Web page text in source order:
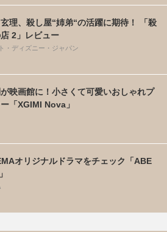
理、殺し屋“姉弟“の活躍に期待！ 「殺
2」レビュー
・ディズニー・ジャパン
映画館に！小さくて可愛いおしゃれプ
「XGIMI Nova」
オリジナルドラマをチェック「ABE